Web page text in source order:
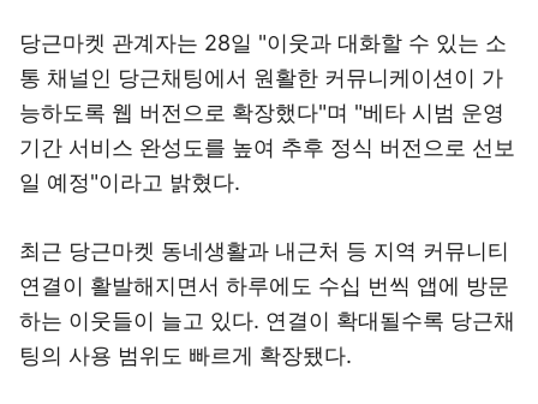
당근마켓 관계자는 28일 "이웃과 대화할 수 있는 소
통 채널인 당근채팅에서 원활한 커뮤니케이션이 가
능하도록 웹 버전으로 확장했다"며 "베타 시범 운영
기간 서비스 완성도를 높여 추후 정식 버전으로 선보
일 예정"이라고 밝혔다.
최근 당근마켓 동네생활과 내근처 등 지역 커뮤니티
연결이 활발해지면서 하루에도 수십 번씩 앱에 방문
하는 이웃들이 늘고 있다. 연결이 확대될수록 당근채
팅의 사용 범위도 빠르게 확장됐다.